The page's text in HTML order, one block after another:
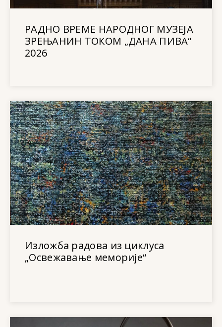
РАДНО ВРЕМЕ НАРОДНОГ МУЗЕЈА
ЗРЕЊАНИН ТОКОМ „ДАНА ПИВА“
2026
Изложба радова из циклуса
„Освежавање меморије“